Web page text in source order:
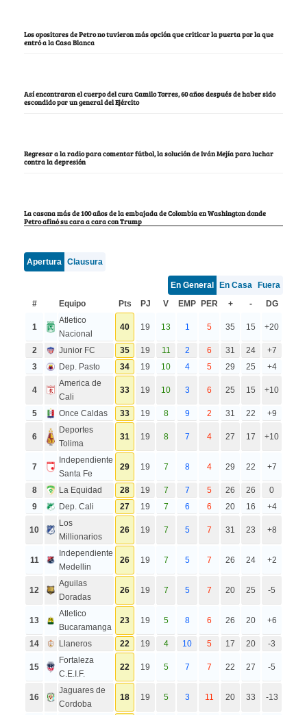
Los opositores de Petro no tuvieron más opción que criticar la puerta por la que
entró a la Casa Blanca
Así encontraron el cuerpo del cura Camilo Torres, 60 años después de haber sido
escondido por un general del Ejército
Regresar a la radio para comentar fútbol, la solución de Iván Mejía para luchar
contra la depresión
La casona más de 100 años de la embajada de Colombia en Washington donde
Petro afinó su cara a cara con Trump
Apertura Clausura
En General En Casa
Fuera
#
Equipo Pts PJ V EMP PER + - DG
1
Atletico
Nacional
40 19 13 1 5 35 15 +20
2 Junior FC 35 19 11 2 6 31 24
+7
3
Dep. Pasto 34 19 10 4 5 29 25 +4
4
America de
Cali
33 19 10 3 6 25 15 +10
5 Once Caldas 33 19 8 9 2 31 22 +9
6
Deportes
Tolima
31 19 8 7 4 27 17 +10
7
Independiente
Santa Fe
29 19 7 8 4 29 22 +7
8 La Equidad 28 19 7 7 5 26 26
0
9
Dep. Cali 27 19 7 6 6 20 16 +4
10
Los
Millionarios
26 19 7 5 7 31 23 +8
11
Independiente
Medellin
26 19 7 5 7 26 24 +2
12
Aguilas
Doradas
26 19 7 5 7 20 25 -5
13
Atletico
Bucaramanga
23 19 5 8 6 26 20 +6
14 Llaneros 22 19 4 10 5 17 20 -3
15
Fortaleza
C.E.I.F.
22 19 5 7 7 22 27 -5
16
Jaguares de
Cordoba
18 19 5 3 11 20 33 -13